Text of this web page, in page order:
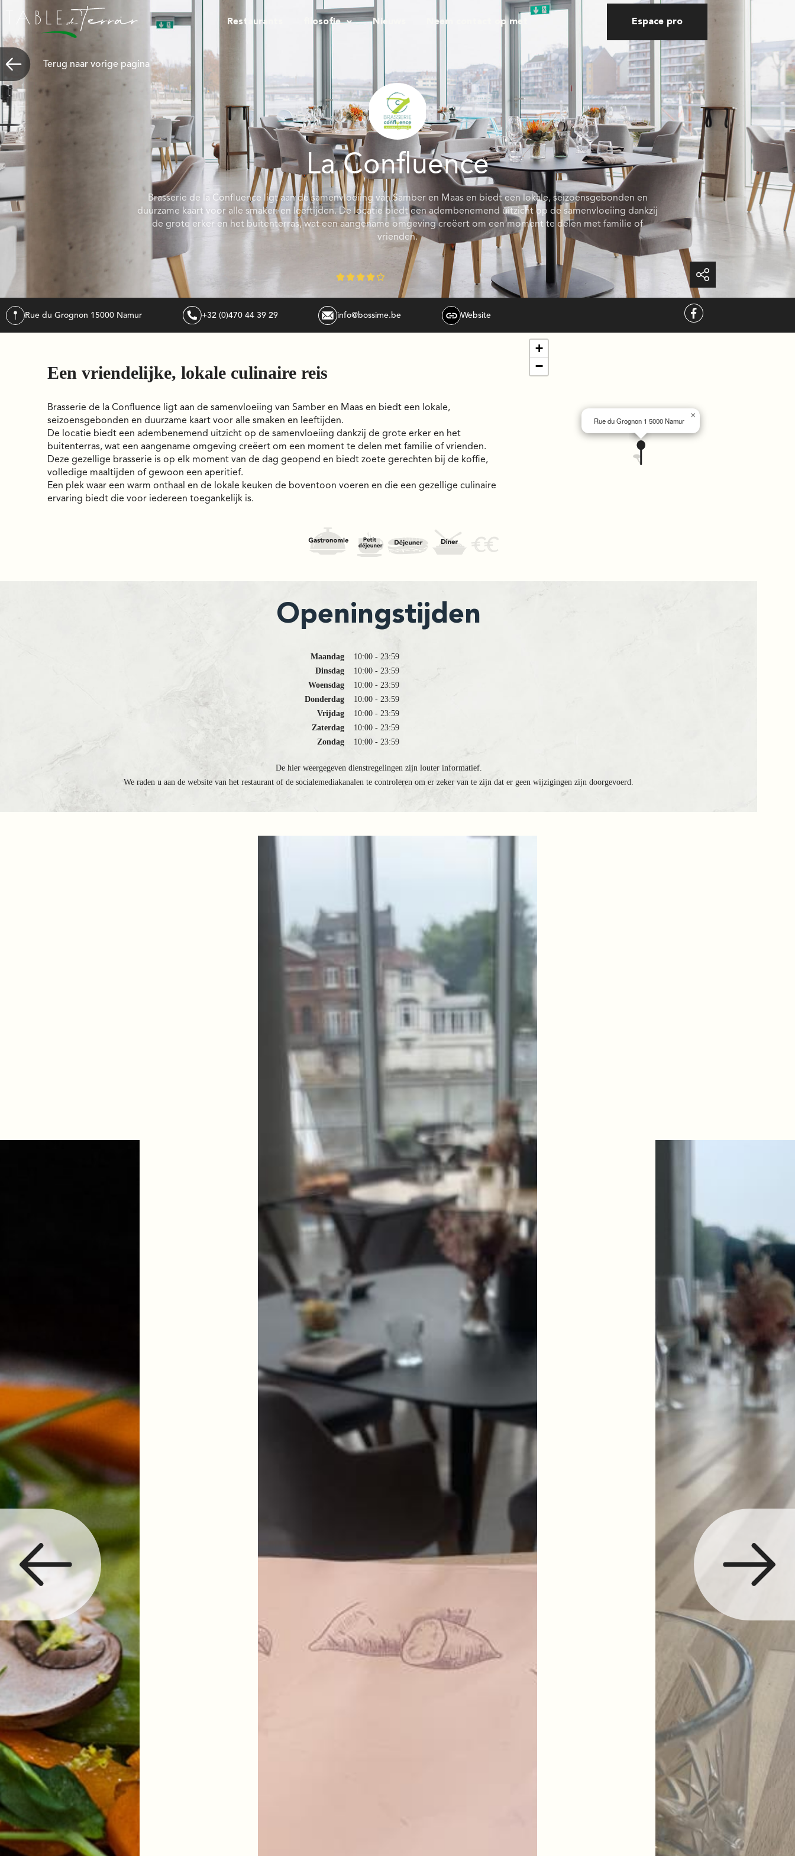
Restaurants filosofie Nieuws Neem contact op met Espace pro
Terug naar vorige pagina
La Confluence
Brasserie de la Confluence ligt aan de samenvloeiing van Samber en Maas en biedt een lokale, seizoensgebonden en
duurzame kaart voor alle smaken en leeftijden. De locatie biedt een adembenemend uitzicht op de samenvloeiing dankzij
de grote erker en het buitenterras, wat een aangename omgeving creëert om een moment te delen met familie of
vrienden.

Rue du Grognon 1 5000 namur +32 (0)470 44 39 29 info@bossime.be Website
Een vriendelijke, lokale culinaire reis
Brasserie de la Confluence ligt aan de samenvloeiing van Samber en Maas en biedt een lokale,
seizoensgebonden en duurzame kaart voor alle smaken en leeftijden.
De locatie biedt een adembenemend uitzicht op de samenvloeiing dankzij de grote erker en het
buitenterras, wat een aangename omgeving creëert om een moment te delen met familie of vrienden.
Deze gezellige brasserie is op elk moment van de dag geopend en biedt zoete gerechten bij de koffie,
volledige maaltijden of gewoon een aperitief.
Een plek waar een warm onthaal en de lokale keuken de boventoon voeren en die een gezellige culinaire
ervaring biedt die voor iedereen toegankelijk is.
Rue du Grognon 1 5000 Namur
×
+
−
Openingstijden
Maandag
10:00 - 23:59
Dinsdag
10:00 - 23:59
Woensdag
10:00 - 23:59
Donderdag
10:00 - 23:59
Vrijdag
10:00 - 23:59
Zaterdag
10:00 - 23:59
Zondag
10:00 - 23:59
De hier weergegeven dienstregelingen zijn louter informatief.
We raden u aan de website van het restaurant of de socialemediakanalen te controleren om er zeker van te zijn dat er geen wijzigingen zijn doorgevoerd.